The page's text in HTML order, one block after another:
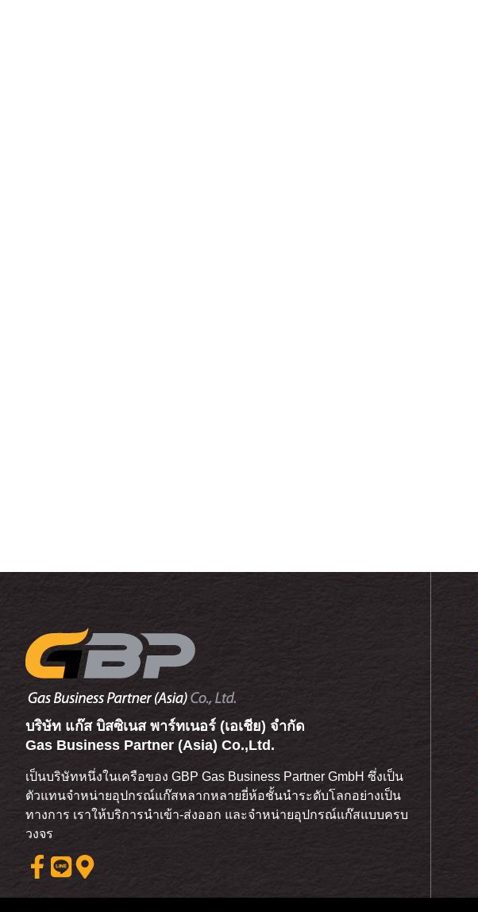
บริษัท แก๊ส บิสซิเนส พาร์ทเนอร์ (เอเชีย) จำกัด
Gas Business Partner (Asia) Co.,Ltd.
เป็นบริษัทหนึ่งในเครือของ GBP Gas Business Partner GmbH ซึ่งเป็น
ตัวแทนจำหน่ายอุปกรณ์แก๊สหลากหลายยี่ห้อชั้นนำระดับโลกอย่างเป็น
ทางการ เราให้บริการนำเข้า-ส่งออก และจำหน่ายอุปกรณ์แก๊สแบบครบ
วงจร